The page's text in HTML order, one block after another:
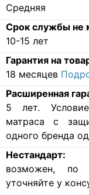
Средняя
Срок службы не
10-15 лет
Гарантия на
18 месяцев
Расширенная
5 лет.
матраса с
одного бренда
Нестандарт:
возможен, по
уточняйте у